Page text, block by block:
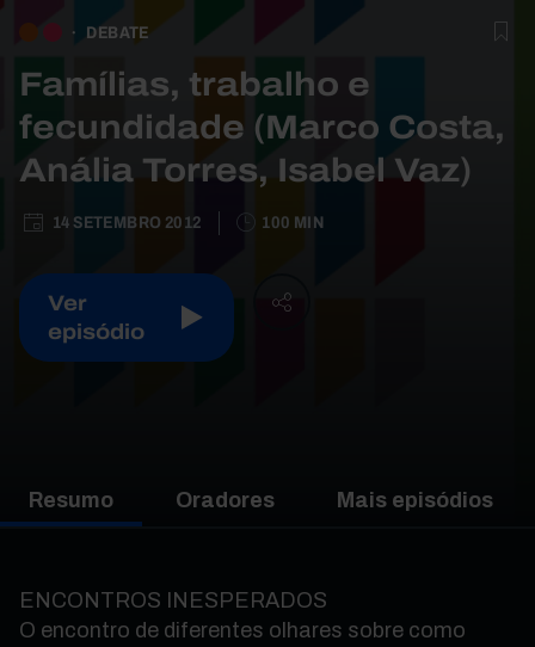
DEBATE
Famílias, trabalho e
fecundidade (Marco Costa,
Anália Torres, Isabel Vaz)
14 SETEMBRO 2012 100 MIN
Ver
episódio
Resumo Oradores Mais episódios
ENCONTROS INESPERADOS
O encontro de diferentes olhares sobre como